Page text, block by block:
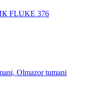
376
Olmazor tumani